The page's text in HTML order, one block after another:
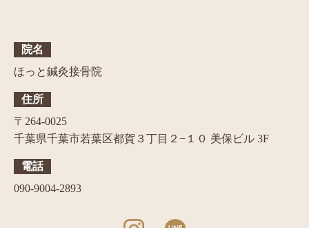
院名
ほっと鍼灸接骨院
住所
〒264-0025
千葉県千葉市若葉区都賀３丁目２−１０ 美保ビル 3F
電話
090-9004-2893